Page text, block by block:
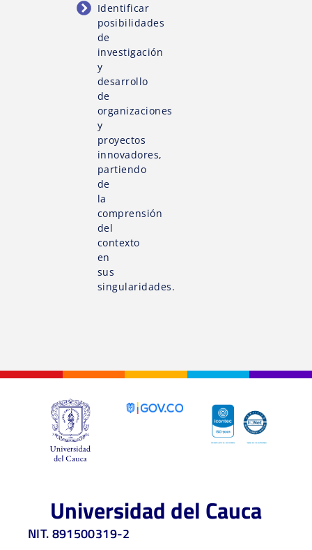
Identificar
posibilidades
de
investigación
y
desarrollo
de
organizaciones
y
proyectos
innovadores,
partiendo
de
la
comprensión
del
contexto
en
sus
singularidades.
Universidad del Cauca
NIT. 891500319-2